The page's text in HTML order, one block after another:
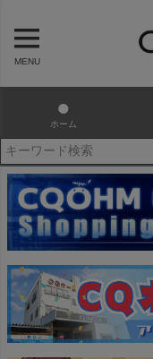
MENU
ホーム